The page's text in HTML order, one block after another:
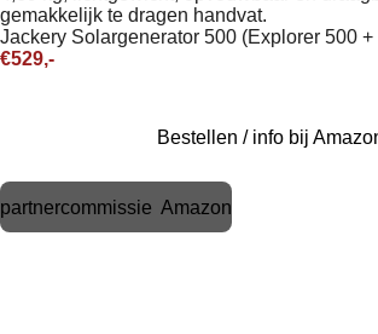
gemakkelijk te dragen handvat.
Jackery Solargenerator 500 (Explorer 500
€529,-
Bestellen / info bij
partnercommissie Amazon